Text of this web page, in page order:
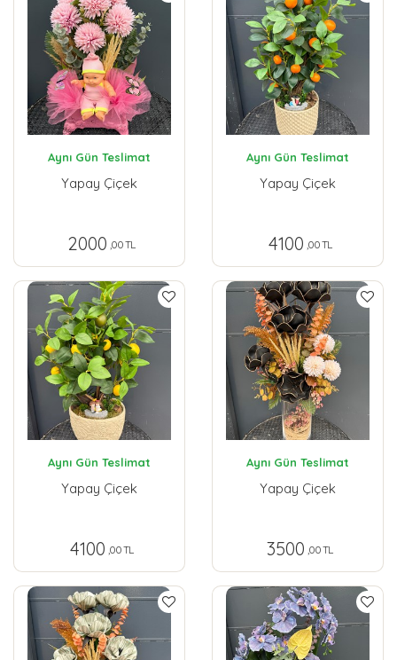
Aynı Gün Teslimat
Yapay Çiçek
2000 ,00 TL
Aynı Gün Teslimat
Yapay Çiçek
4100 ,00 TL
Aynı Gün Teslimat
Yapay Çiçek
4100 ,00 TL
Aynı Gün Teslimat
Yapay Çiçek
3500 ,00 TL